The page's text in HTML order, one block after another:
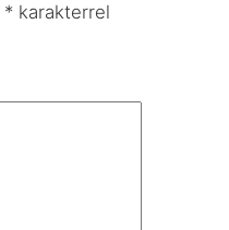
*karakterrel